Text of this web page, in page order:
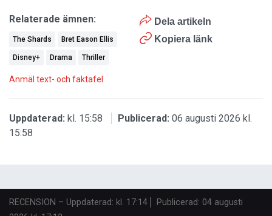
Dela artikeln
Kopiera länk
Relaterade ämnen:
The Shards Bret Eason Ellis
Disney+ Drama Thriller
Anmäl text- och faktafel
Uppdaterad: kl. 15:58 Publicerad: 06 augusti 2026 kl.
15:58
RECENSION – Uppdaterad: kl. 17:14 Publicerad: 04 augusti